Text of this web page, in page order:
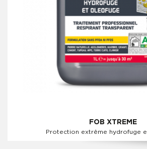
FOB XTREME
Protection extrême hydrofuge